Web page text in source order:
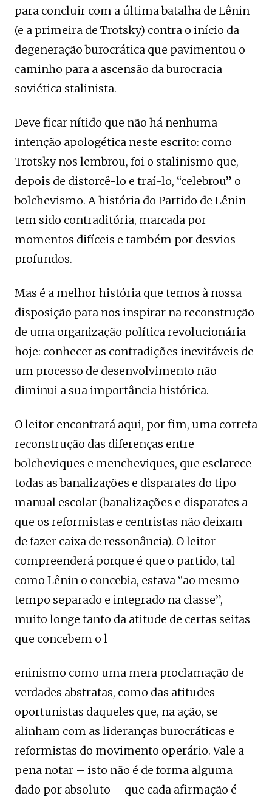
para concluir com a última batalha de Lênin
(e a primeira de Trotsky) contra o início da
degeneração burocrática que pavimentou o
caminho para a ascensão da burocracia
soviética stalinista.
Deve ficar nítido que não há nenhuma
intenção apologética neste escrito: como
Trotsky nos lembrou, foi o stalinismo que,
depois de distorcê-lo e traí-lo, “celebrou” o
bolchevismo. A história do Partido de Lênin
tem sido contraditória, marcada por
momentos difíceis e também por desvios
profundos.
Mas é a melhor história que temos à nossa
disposição para nos inspirar na reconstrução
de uma organização política revolucionária
hoje: conhecer as contradições inevitáveis ​​de
um processo de desenvolvimento não
diminui a sua importância histórica.
O leitor encontrará aqui, por fim, uma correta
reconstrução das diferenças entre
bolcheviques e mencheviques, que esclarece
todas as banalizações e disparates do tipo
manual escolar (banalizações e disparates a
que os reformistas e centristas não deixam
de fazer caixa de ressonância). O leitor
compreenderá porque é que o partido, tal
como Lênin o concebia, estava “ao mesmo
tempo separado e integrado na classe”,
muito longe tanto da atitude de certas seitas
que concebem o l
eninismo como uma mera proclamação de
verdades abstratas, como das atitudes
oportunistas daqueles que, na ação, se
alinham com as lideranças burocráticas e
reformistas do movimento operário. Vale a
pena notar – isto não é de forma alguma
dado por absoluto – que cada afirmação é